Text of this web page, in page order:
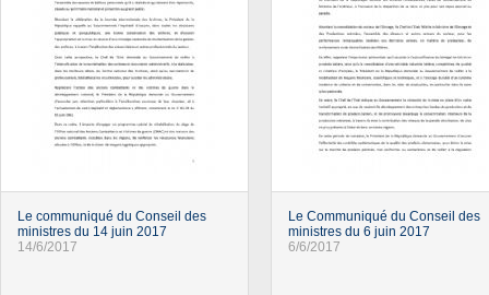
Le communiqué du Conseil des
ministres du 14 juin 2017
14/6/2017
Le Communiqué du Conseil des
ministres du 6 juin 2017
6/6/2017